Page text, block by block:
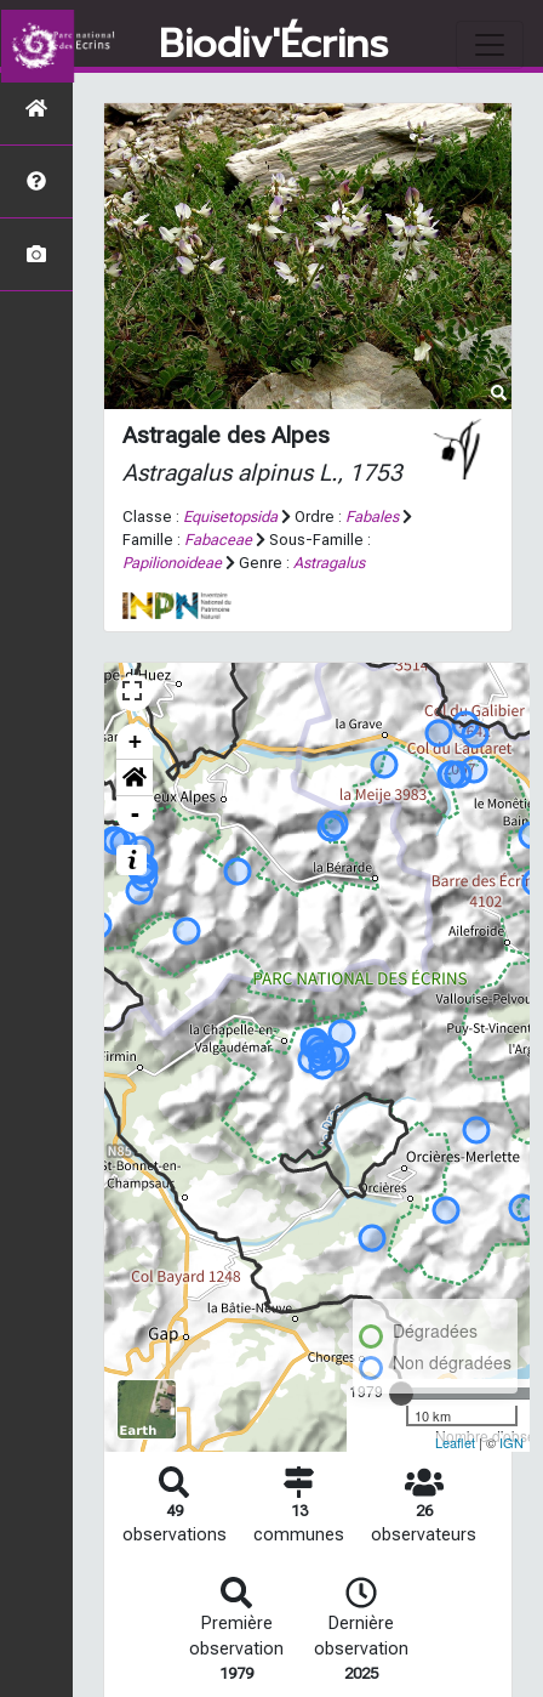
Biodiv'Écrins
Astragale des Alpes
Astragalus alpinusL., 1753
Classe : Equisetopsida Ordre : Fabales
Famille : Fabaceae
Sous-Famille :
Papilionoideae
Genre : Astragalus
+
-
1979
Nombre
Dégradées
Non dégradées
10 km
Leaflet| ©IGN
49
observations
13
communes
26
observateurs
Première
observation
1979
Dernière
observation
2025